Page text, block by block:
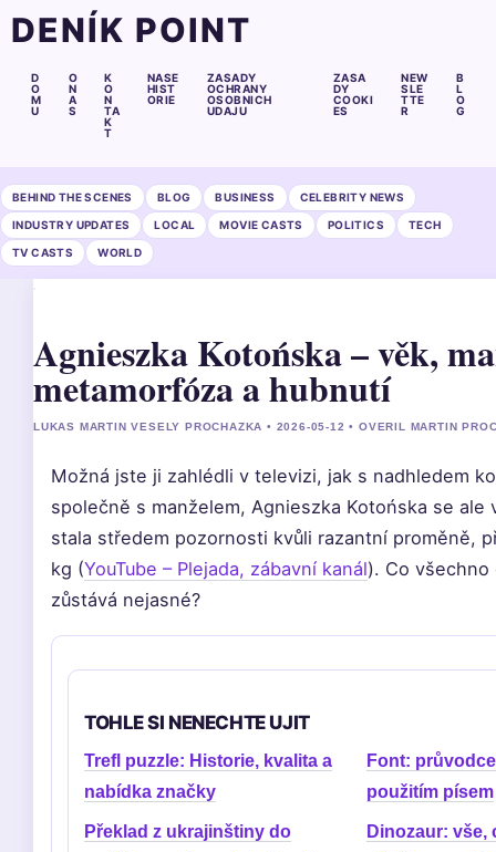
DENÍK POINT
D
O
M
U
O
N
A
S
K
O
N
TA
K
T
NASE
HIST
ORIE
ZASADY
OCHRANY
OSOBNICH
UDAJU
ZASA
DY
COOKI
ES
NEW
SLE
TTE
R
B
L
O
G
BEHIND THE SCENES BLOG BUSINESS CELEBRITY NEWS
INDUSTRY UPDATES LOCAL MOVIE CASTS POLITICS TECH
TV CASTS WORLD
Agnieszka Kotońska – věk,
metamorfóza a hubnutí
LUKAS MARTIN VESELY PROCHAZKA • 2026-05-12 • OVERIL MARTIN
Možná jste ji zahlédli v televizi, jak s nadhledem
společně s manželem, Agnieszka Kotońska se
stala středem pozornosti kvůli razantní proměně,
kg (YouTube – Plejada, zábavní kanál). Co všechno
zůstává nejasné?
TOHLE SI NENECHTE UJIT
Trefl puzzle: Historie, kvalita a
nabídka značky
Font:
použitím písem
Překlad z ukrajinštiny do
Dinozaur: vše,